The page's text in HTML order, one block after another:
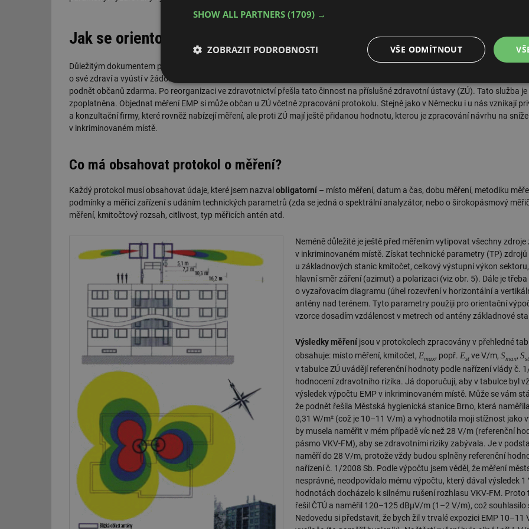
Jak se orientovat v protokolech o měření EMP
Důležitým dokumentem pro hodnocení zdravotních rizik je protokol o měření EMP. Měření bývá vyvoláno z důvodu
o své zdraví a vyústí v žádost o měření neionizujícího záření. Taková měření dříve prováděly krajské hygienické stanice (KHS) na
podnět občanů zdarma. Po reorganizaci ve zdravotnictví přešla tato činnost na příslušné zdravotní ústavy (ZÚ). Tato služba je
zpoplatněna. Objednat měření EMP si může občan u ZÚ včetně zpracování protokolu. Stejně jako v Německu i u nás vznikají
a konzultační firmy, které rovněž nabízejí měření, ale proti ZÚ mají ještě přidanou hodnotu, kterou je zpracování návrhu na
v inkriminovaném místě.
Co má obsahovat protokol o měření?
Každý protokol musí obsahovat údaje, které jsem nazval obligatorní – místo měření, datum a čas, dobu měření, metodiku
podmínky a měřicí zařízení s udáním technických parametrů (zda se jedná o spektrální analyzátor, nebo o širokopásmový
měření, kmitočtový rozsah, citlivost, typ měřicích antén atd.
Neméně důležité je ještě před měřením vytipovat všechny zdroje
v inkriminovaném místě. Získat technické parametry (TP)
u základnových stanic kmitočet, celkový výstupní výkon
hlavní směr záření (azimut) a polarizaci (viz obr. 5). Dále je
o vyzařovacím diagramu (úhel rozevření v horizontální a
antény nad terénem. Tyto parametry použiji pro orientační
vzorce dosadím vzdálenost v metrech od antény základnové
Výsledky měření jsou v protokolech zpracovány v přehledné
obsahuje: místo měření, kmitočet,Emax, popř.Est ve V/m,Smax,Sst
v tabulce ZÚ uvádějí referenční hodnoty podle nařízení vlády č.
hodnocení zdravotního rizika. Já doporučuji, aby v tabulce byl
výsledek výpočtu EMP v inkriminovaném místě. Může se vám
že podnět řešila Městská hygienická stanice Brno, která
0,31 W/m² (což je 10–11 V/m) a vyhodnotila moji stížnost jako
by musela naměřit v mém případě víc než 28 V/m (referenční
pásmo VKV-FM), aby se zdravotními riziky zabývala. Je v
naměří do 28 V/m, protože vždy budou splněny referenční
nařízení č. 1/2008 Sb. Podle výpočtu jsem věděl, že měření
nesprávné, neodpovídalo mému výpočtu, který dával výsledek
hodnotách docházelo k silnému rušení rozhlasu VKV-FM.
řešil ČTÚ a naměřil 120–125 dBμV/m (1–2 V/m), což souhlasilo
Nedovedu si představit, že bych žil v trvalé expozici EMP 10–11
SHOW ALL PARTNERS (1709) →
VŠE ODMÍTNOUT
ZOBRAZIT PODROBNOSTI
Nezbytně nutné
soubory
Výkonové
soubory
Soubory cílení Funkční soubory
Nezbytně nutné soubory cookie umožňují základní funkce webových stránek, jako je přihlášení uživatele a
stránky nelze bez nezbytně nutných souborů cookie správně používat.
Doména
g_state
.forum.tzb-
info.cz
Zavřením
prohlížeče
Slouží k přihlášení pomocí Google
g_csrf_token
.forum.tzb-
info.cz
Zavřením
prohlížeče
Slouží k přihlášení pomocí Google
konference.tzb-
info.cz
1 rok Tento soubor cookie se používá k
_hjAbsoluteSessionInProgress
.tzb-info.cz
začátek cesty uživatele pro celkový počet
žádné identifikovatelné informace.
id
vetrani.tzb-
info.cz
Tento soubor cookie se používá k
_hjIncludedInSessionSample
Hotjar Ltd
elektro.tzb-
info.cz
1 minuta
59 sekund
Tento soubor cookie je nastaven tak,
o tom, zda je tento návštěvník zahrnut
definovaného denním limitem relace
Airtable
.tzb-info.cz
2 měsíce 4
týdny
Tento soubor cookie se používá ke
interakcí a výkonu v rámci vložených
usnadnění uživatelských preferencí a
názorech.
vytapeni.tzb-
info.cz
10 let Tento soubor cookie se používá k
stavba.tzb-
info.cz
10 let Tento soubor cookie se používá k
_hjFirstSeen
Hotjar Ltd
29 minut
59 sekund
Soubor cookie je nastaven tak, aby
začátek cesty uživatele pro celkový